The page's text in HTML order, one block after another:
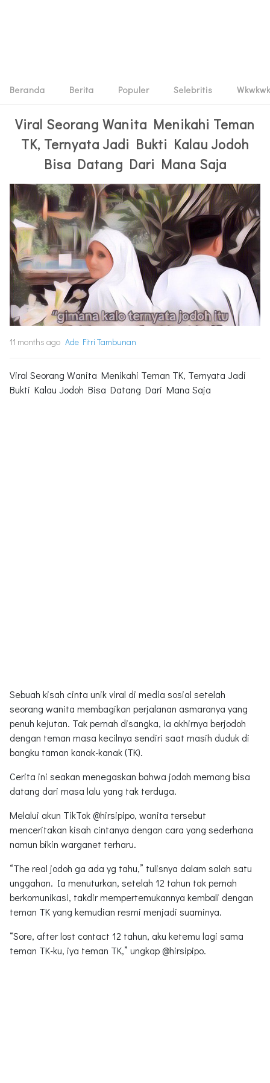
Beranda Berita Populer Selebritis Wkwkwk
Viral Seorang Wanita Menikahi Teman
TK, Ternyata Jadi Bukti Kalau Jodoh
Bisa Datang Dari Mana Saja
11 months ago Ade Fitri Tambunan
Viral Seorang Wanita Menikahi Teman TK, Ternyata Jadi
Bukti Kalau Jodoh Bisa Datang Dari Mana Saja
Sebuah kisah cinta unik viral di media sosial setelah
seorang wanita membagikan perjalanan asmaranya yang
penuh kejutan. Tak pernah disangka, ia akhirnya berjodoh
dengan teman masa kecilnya sendiri saat masih duduk di
bangku taman kanak-kanak (TK).
Cerita ini seakan menegaskan bahwa jodoh memang bisa
datang dari masa lalu yang tak terduga.
Melalui akun TikTok @hirsipipo, wanita tersebut
menceritakan kisah cintanya dengan cara yang sederhana
namun bikin warganet terharu.
“The real jodoh ga ada yg tahu,” tulisnya dalam salah satu
unggahan. Ia menuturkan, setelah 12 tahun tak pernah
berkomunikasi, takdir mempertemukannya kembali dengan
teman TK yang kemudian resmi menjadi suaminya.
“Sore, after lost contact 12 tahun, aku ketemu lagi sama
teman TK-ku, iya teman TK,” ungkap @hirsipipo.